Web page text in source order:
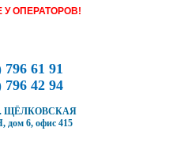
У ОПЕРАТОРОВ!
796 61 91
796 42 94
ЩЁЛКОВСКАЯ
6, офис 415
ближайшего времени с Вами